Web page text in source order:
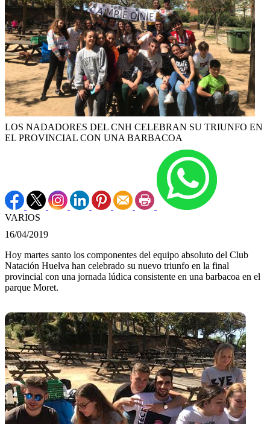
LOS NADADORES DEL CNH CELEBRAN SU TRIUNFO EN
EL PROVINCIAL CON UNA BARBACOA
VARIOS
16/04/2019
Hoy martes santo los componentes del equipo absoluto del Club
Natación Huelva han celebrado su nuevo triunfo en la final
provincial con una jornada lúdica consistente en una barbacoa en el
parque Moret.